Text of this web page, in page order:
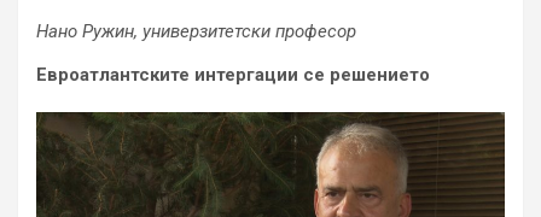
Нано Ружин, универзитетски професор
Евроатлантските интергации се решението